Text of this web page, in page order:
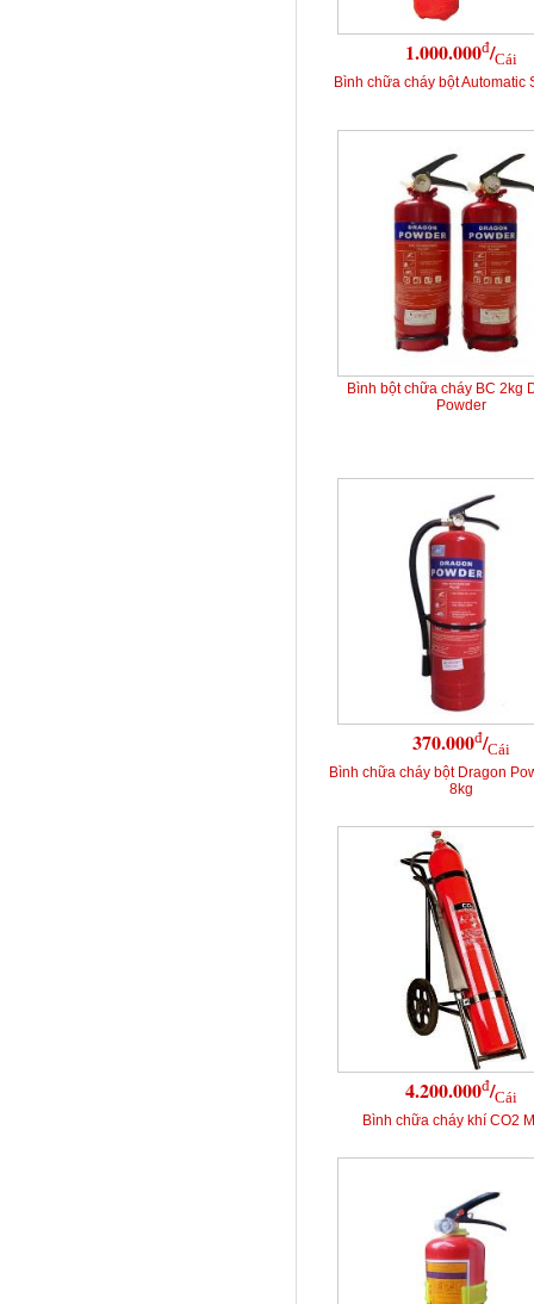
1.000.000đ/Cái
Bình chữa cháy bột Automatic
Bình bột chữa cháy BC 2kg
Powder
370.000đ/Cái
Bình chữa cháy bột Dragon
8kg
4.200.000đ/Cái
Bình chữa cháy khí CO2